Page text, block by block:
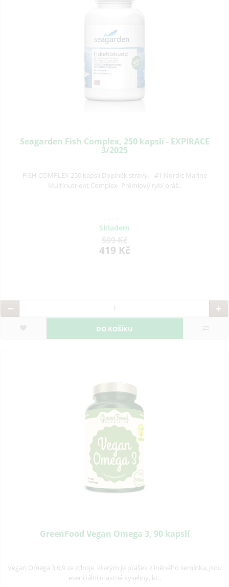
Seagarden Fish Complex, 250 kapslí - EXPIRACE
3/2025
FISH COMPLEX 250 kapslí Doplněk stravy. - #1 Nordic Marine
Multinutrient Complex- Prémiový rybí práš..
Skladem
419 Kč
DO KOŠÍKU
GreenFood Vegan Omega 3, 90 kapslí
Vegan Omega 3,6,9 ze zdroje, kterým je prášek z lněného semínka, jsou
esenciální mastné kyseliny, kt..